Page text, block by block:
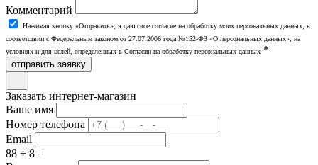
Комментарий
Нажимая кнопку «Отправить», я даю свое согласие на обработку моих персональных данных, в
соответствии с Федеральным законом от 27.07.2006 года №152-ФЗ «О персональных данных», на
условиях и для целей, определенных в Согласии на обработку персональных данных *
отправить заявку
Заказать интернет-магазин
Ваше имя
Номер телефона
Email
88 ÷ 8 =